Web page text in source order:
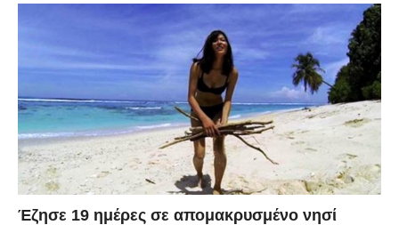
Έζησε 19 ημέρες σε απομακρυσμένο νησί